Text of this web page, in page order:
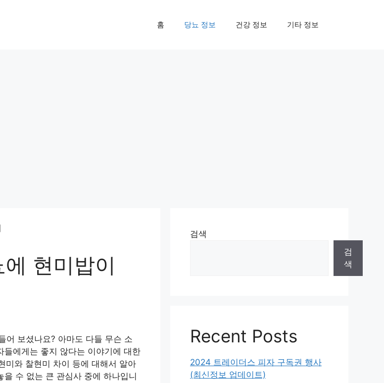
홈 당뇨 정보 건강 정보 기타 정보
현미밥이
어 보셨나요? 아마도 다들 무슨 소
에게는 좋지 않다는 이야기에 대한
미와 찰현미 차이 등에 대해서 알아
수 없는 큰 관심사 중에 하나입니
검색
검
색
Recent Posts
2024 트레이더스 피자 구독권 행사
(최신정보 업데이트)